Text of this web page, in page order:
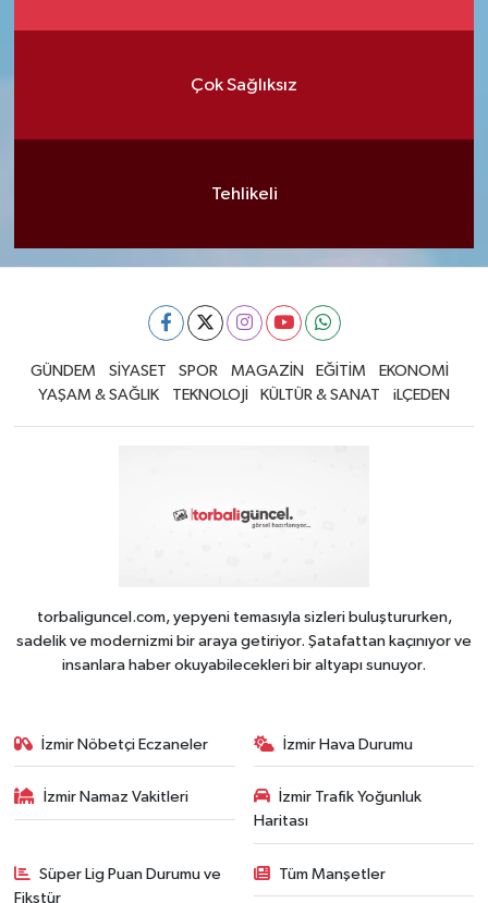
Çok Sağlıksız
Tehlikeli
GÜNDEM SİYASET SPOR MAGAZİN EĞİTİM
EKONOMİ
YAŞAM & SAĞLIK
TEKNOLOJİ KÜLTÜR & SANAT iLÇEDEN
torbaliguncel.com, yepyeni temasıyla sizleri buluştururken,
sadelik ve modernizmi bir araya getiriyor. Şatafattan kaçınıyor ve
insanlara haber okuyabilecekleri bir altyapı sunuyor.
İzmir Nöbetçi Eczaneler İzmir Hava Durumu
İzmir Namaz Vakitleri
İzmir Trafik Yoğunluk
Haritası
Süper Lig Puan Durumu ve
Fikstür
Tüm Manşetler